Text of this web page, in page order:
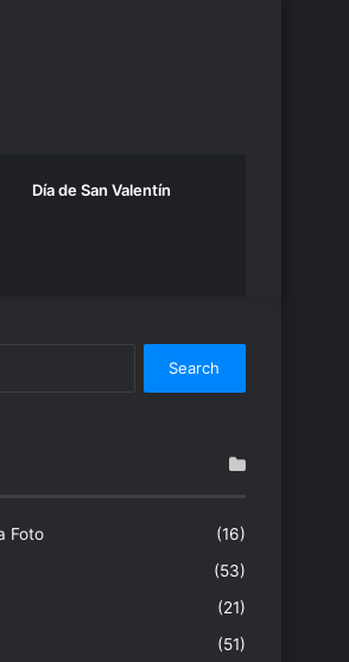
Día de San Valentín
Foto
(16)
(53)
(21)
(51)